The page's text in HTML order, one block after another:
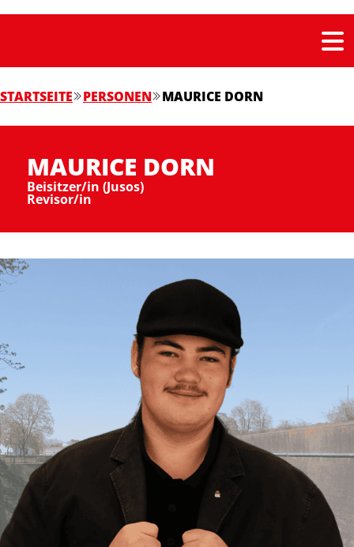
STARTSEITE PERSONEN MAURICE DORN
MAURICE DORN
Beisitzer/in (Jusos)
Revisor/in